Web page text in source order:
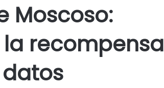
Moscoso:
recompensa